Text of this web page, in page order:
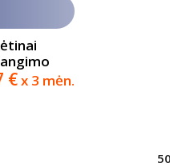
€x 3 mėn.
50